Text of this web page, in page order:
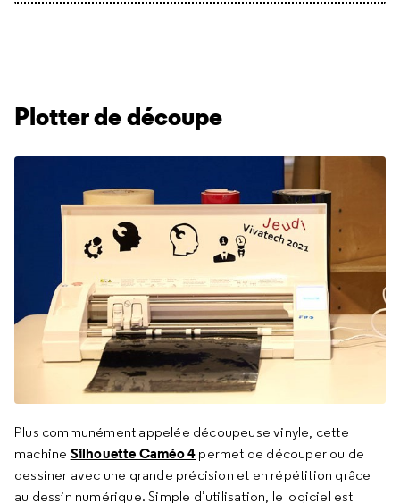
Plotter de découpe
Plus communément appelée découpeuse vinyle, cette
machine Silhouette Caméo 4 permet de découper ou de
dessiner avec une grande précision et en répétition grâce
au dessin numérique. Simple d’utilisation, le logiciel est